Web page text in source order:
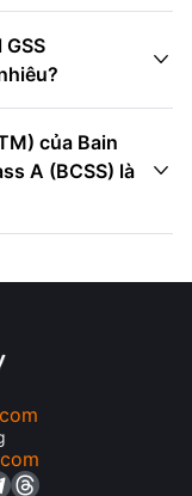

của Bain
A (BCSS) là
